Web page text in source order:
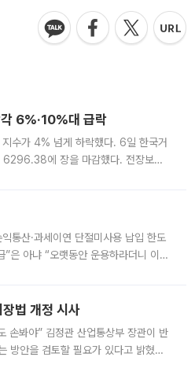
6%·10%대 급락
수가 4% 넘게 하락했다. 6일 한국거
에 장을 마감했다. 전장보다
통산·과세이연 단절미사용 납입 한도
아냐 “오랫동안 운용하라더니 이제
법 개정 시사
손봐야” 김정관 산업통상부 장관이 반
방안을 검토할 필요가 있다고 밝혔다.